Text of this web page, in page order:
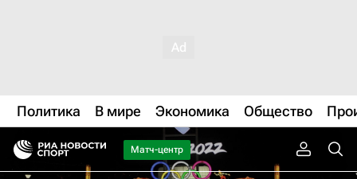
Политика В мире Экономика Общество
Матч-центр